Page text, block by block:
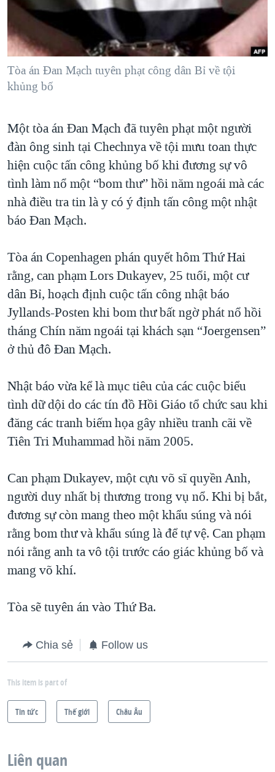
"Tìm"NGƯỜI VIỆT HẢI NGOẠI
ĐỜI SỐNG
KINH TẾ
VĂN HOÁ
THỂ THAO
GIÁO DỤC
HÀNH TRÌNH BẦU CỬ 2024
MỘT NĂM CHIẾN TRANH TẠI DẢI GAZA
GIẢI MÃ VÀNH ĐAI & CON ĐƯỜNG
NGÀY TỊ NẠN THẾ GIỚI
GROUND ZERO – XƯA VÀ NAY
CHI PHÍ CHIẾN TRANH AFGHANISTAN
CÁC GIÁ TRỊ CỘNG HÒA Ở VIỆT NAM
THƯỢNG ĐỈNH TRUMP-KIM TẠI VIỆT NAM
TRỊNH VĨNH BÌNH VS. CHÍNH PHỦ VIỆT NAM
BÊN KIA QUỐC LỘ: TIẾNG VỌNG TỪ NÔNG THÔN MỸ
QUAN HỆ VIỆT MỸ
VIDEO
NGHE
MẠNG XÃ HỘI
Ngôn ngữ khác
Tòa án Đan Mạch tuyên phạt công dân Bỉ về tội
khủng bố
Một tòa án Đan Mạch đã tuyên phạt một người
đàn ông sinh tại Chechnya về tội mưu toan thực
hiện cuộc tấn công khủng bố khi đương sự vô
tình làm nổ một “bom thư” hồi năm ngoái mà các
nhà điều tra tin là y có ý định tấn công một nhật
báo Đan Mạch.
Tòa án Copenhagen phán quyết hôm Thứ Hai
rằng, can phạm Lors Dukayev, 25 tuổi, một cư
dân Bỉ, hoạch định cuộc tấn công nhật báo
Jyllands-Posten khi bom thư bất ngờ phát nổ hồi
tháng Chín năm ngoái tại khách sạn “Joergensen”
ở thủ đô Đan Mạch.
Nhật báo vừa kể là mục tiêu của các cuộc biểu
tình dữ dội do các tín đồ Hồi Giáo tổ chức sau khi
đăng các tranh biếm họa gây nhiều tranh cãi về
Tiên Tri Muhammad hồi năm 2005.
Can phạm Dukayev, một cựu võ sĩ quyền Anh,
người duy nhất bị thương trong vụ nổ. Khi bị bắt,
đương sự còn mang theo một khẩu súng và nói
rằng bom thư và khẩu súng là để tự vệ. Can phạm
nói rằng anh ta vô tội trước cáo giác khủng bố và
mang võ khí.
Tòa sẽ tuyên án vào Thứ Ba.
Chia sẻ Follow us
This item is part of
Tin tức Thế giới Châu Âu
Liên quan